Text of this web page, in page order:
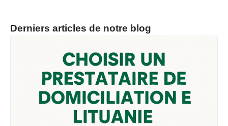
Derniers articles de notre blog